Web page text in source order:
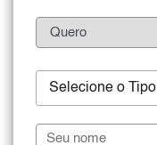
Selecione o Tipo